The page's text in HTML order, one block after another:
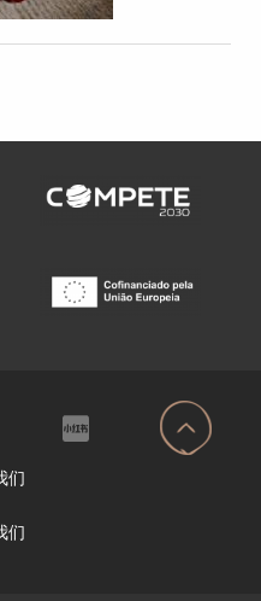
们
们